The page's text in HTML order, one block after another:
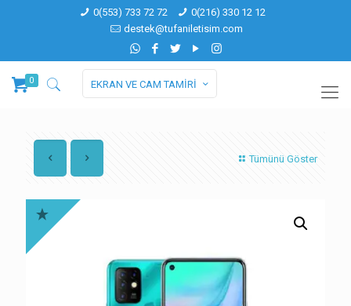
0(553) 733 72 72
0(216) 330 12 12
destek@tufaniletisim.com
0 EKRAN VE CAM TAMİRİ
Tümünü Göster